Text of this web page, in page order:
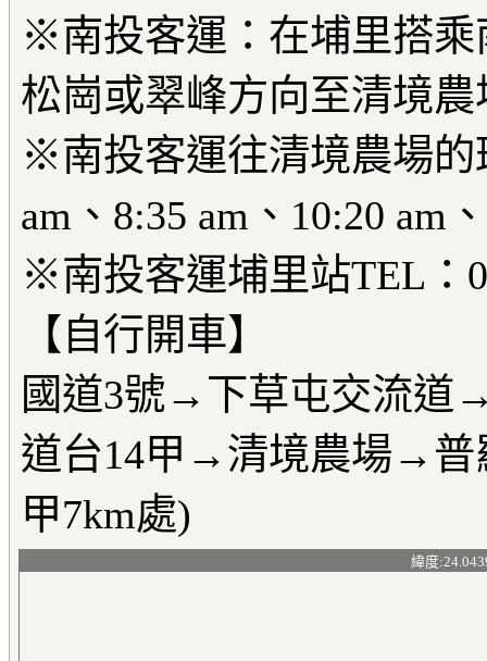
※南投客運：在埔里搭
松崗或翠峰方向至清境
※南投客運往清境農場的
am、8:35 am、10:20 am
※南投客運埔里站TEL：
【自行開車】
國道3號→下草屯交流
道台14甲→清境農場→普
甲7km處)
緯度